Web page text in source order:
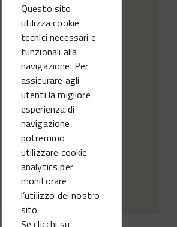
Questo sito
utilizza cookie
tecnici necessari e
funzionali alla
navigazione. Per
assicurare agli
utenti la migliore
esperienza di
navigazione,
potremmo
utilizzare cookie
analytics per
monitorare
l’utilizzo del nostro
sito.
Se clicchi su